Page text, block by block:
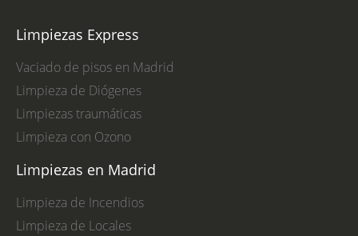
Limpiezas Express
Vaciado de pisos en Madrid
Limpieza de Diógenes
Limpiezas traumáticas
Limpieza con Ozono
Limpiezas en Madrid
Limpieza de Incendios
Limpieza de Locales